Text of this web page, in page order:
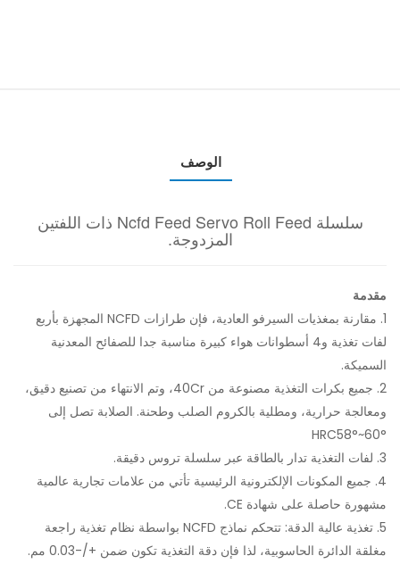
الوصف
سلسلة Ncfd Feed Servo Roll Feed ذات اللفتين
المزدوجة.
مقدمة
1. مقارنة بمغذيات السيرفو العادية، فإن طرازات NCFD المجهزة بأربع
لفات تغذية و4 أسطوانات هواء كبيرة مناسبة جدا للصفائح المعدنية
السميكة.
2. جميع بكرات التغذية مصنوعة من 40Cr، وتم الانتهاء من تصنيع دقيق،
ومعالجة حرارية، ومطلية بالكروم الصلب وطحنة. الصلابة تصل إلى
HRC58°~60°
3. لفات التغذية تدار بالطاقة عبر سلسلة تروس دقيقة.
4. جميع المكونات الإلكترونية الرئيسية تأتي من علامات تجارية عالمية
مشهورة حاصلة على شهادة CE.
5. تغذية عالية الدقة: تتحكم نماذج NCFD بواسطة نظام تغذية راجعة
مغلقة الدائرة الحاسوبية، لذا فإن دقة التغذية تكون ضمن +/-0.03 مم.